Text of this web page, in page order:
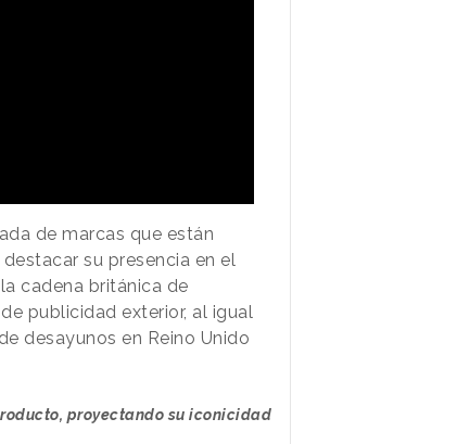
de marcas que están
destacar su presencia en el
cadena británica de
publicidad exterior, al igual
desayunos en Reino Unido
proyectando su iconicidad